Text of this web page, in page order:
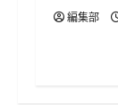
編集部